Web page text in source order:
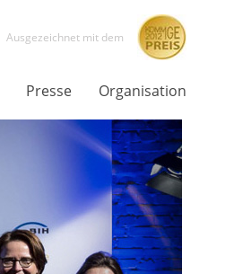
Ausgezeichnet mit dem
Presse Organisation